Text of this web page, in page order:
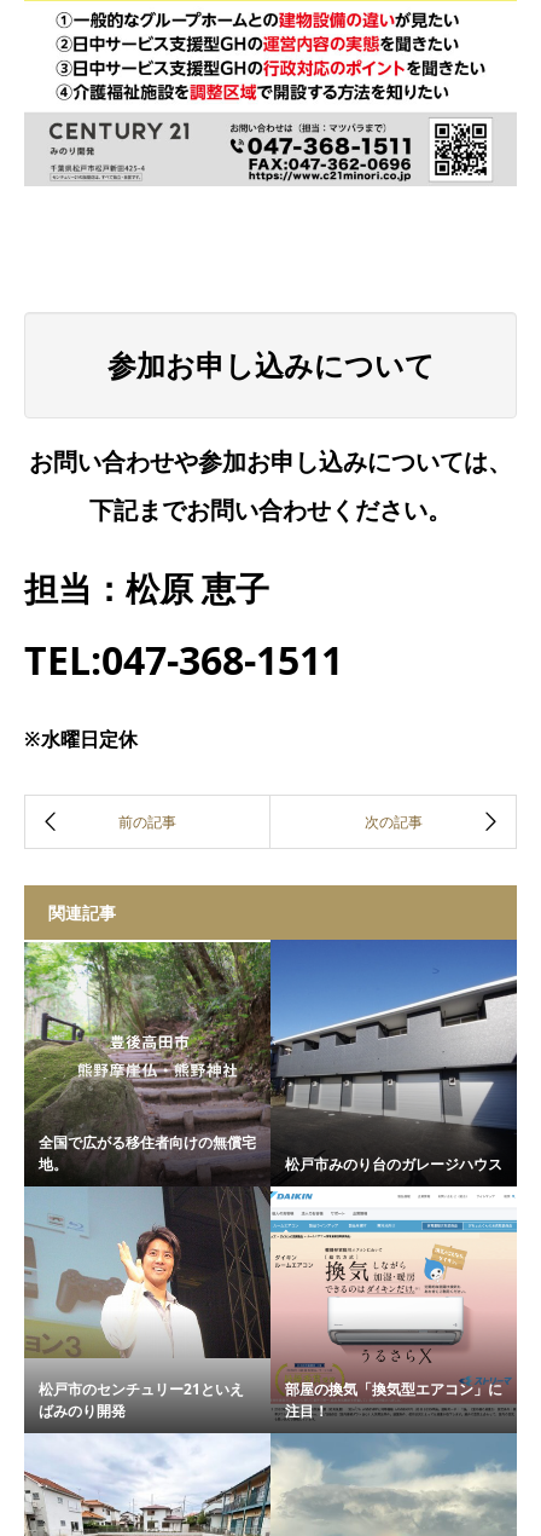
参加お申し込みについて
お問い合わせや参加お申し込みについては、
下記までお問い合わせください。
担当： 松原 恵子
TEL:047-368-1511
※水曜日定休
関連記事
全国で広がる移住者向けの無償宅
地。
松戸市みのり台のガレージハウス
松戸市のセンチュリー21といえ
ばみのり開発
部屋の換気「換気型エアコン」に
注目！